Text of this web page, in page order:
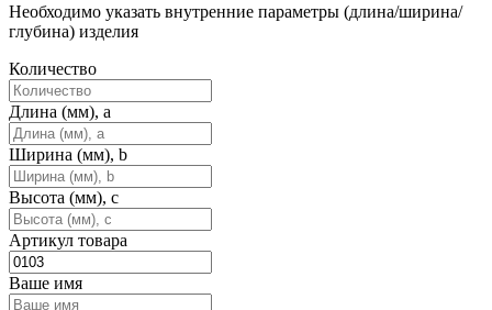
Необходимо указать внутренние параметры (длина/ширина/
глубина) изделия
Количество
Длина (мм), a
Ширина (мм), b
Высота (мм), c
Артикул товара
Ваше имя